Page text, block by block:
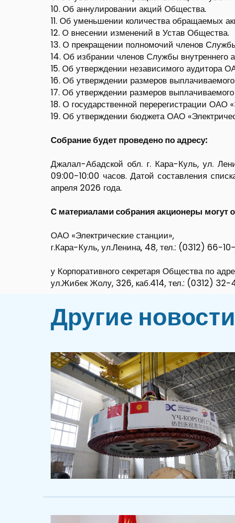
10. Об аннулировании акций Общества.
11. Об уменьшении количества обращаемых
12. О внесении изменений в Устав Общества.
13. О прекращении полномочий членов
14. Об избрании членов Службы внутреннего
15. Об утверждении независимого аудитора
16. Об утверждении размеров
17. Об утверждении размеров
18. О государственной перерегистрации ОАО
19. Об утверждении бюджета ОАО
Собрание будет проведено по адресу:
Джалал-Абадской обл. г. Кара-Куль, ул.
09:00-10:00 часов. Датой составления
апреля 2026 года.
С материалами собрания акционеры могут
ОАО «Электрические станции»,
г.Кара-Куль, ул.Ленина, 48, тел.: (0312) 66-
у Корпоративного секретаря Общества по
ул.Жибек Жолу, 326, каб.414, тел.: (0312)
Другие новости